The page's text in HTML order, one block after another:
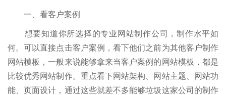
一、看客户案例
想要知道你所选择的专业网站制作公司，制作水平如
何。可以直接点击客户案例，看下他们之前为其他客户制作
网站模板，一般来说能够拿来当客户案例的网站模板，都是
比较优秀网站制作。重点看下网站架构、网站主题、网站功
能、页面设计，通过这些就差不多能够垃圾这家公司的制作